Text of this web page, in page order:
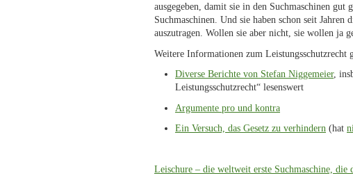
ausgegeben, damit sie in den Suchmaschinen
Suchmaschinen. Und sie haben schon seit
auszutragen. Wollen sie aber nicht, sie wollen ja
Weitere Informationen zum Leistungsschutzrecht
Diverse Berichte von Stefan Niggemeier,
Leistungsschutzrecht“ lesenswert
Argumente pro und kontra
Ein Versuch, das Gesetz zu verhindern (hat
Leischure – die weltweit erste Suchmaschine, die